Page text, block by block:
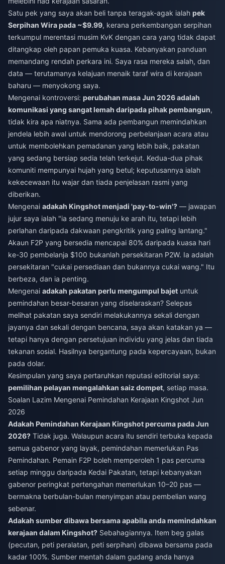
Satu pek yang saya akan beli tanpa teragak-agak ialah pek
Serpihan Wira pada ~$9.99, kerana perkembangan serpihan
terkumpul merentasi musim KvK dengan cara yang tidak dapat
ditangkap oleh papan pemuka kuasa. Kebanyakan panduan
memandang rendah perkara ini. Saya rasa mereka salah, dan
data — terutamanya kelajuan menaik taraf wira di kerajaan
baharu — menyokong saya.
Mengenai kontroversi: perubahan masa Jun 2026 adalah
komunikasi yang sangat lemah daripada pihak pembangun,
tidak kira apa niatnya. Sama ada pembangun memindahkan
jendela lebih awal untuk mendorong perbelanjaan acara atau
untuk membolehkan pemadanan yang lebih baik, pakatan
yang sedang bersiap sedia telah terkejut. Kedua-dua pihak
komuniti mempunyai hujah yang betul; keputusannya ialah
kekecewaan itu wajar dan tiada penjelasan rasmi yang
diberikan.
Mengenai adakah Kingshot menjadi 'pay-to-win'? — jawapan
jujur saya ialah "ia sedang menuju ke arah itu, tetapi lebih
perlahan daripada dakwaan pengkritik yang paling lantang."
Akaun F2P yang bersedia mencapai 80% daripada kuasa hari
ke-30 pembelanja $100 bukanlah persekitaran P2W. Ia adalah
persekitaran "cukai persediaan dan bukannya cukai wang." Itu
berbeza, dan ia penting.
Mengenai adakah pakatan perlu mengumpul bajet untuk
pemindahan besar-besaran yang diselaraskan? Selepas
melihat pakatan saya sendiri melakukannya sekali dengan
jayanya dan sekali dengan bencana, saya akan katakan ya —
tetapi hanya dengan persetujuan individu yang jelas dan tiada
tekanan sosial. Hasilnya bergantung pada kepercayaan, bukan
pada dolar.
Kesimpulan yang saya pertaruhkan reputasi editorial saya:
pemilihan pelayan mengalahkan saiz dompet, setiap masa.
Soalan Lazim Mengenai Pemindahan Kerajaan Kingshot Jun
2026
Adakah Pemindahan Kerajaan Kingshot percuma pada Jun
2026? Tidak juga. Walaupun acara itu sendiri terbuka kepada
semua gabenor yang layak, pemindahan memerlukan Pas
Pemindahan. Pemain F2P boleh memperoleh 1 pas percuma
setiap minggu daripada Kedai Pakatan, tetapi kebanyakan
gabenor peringkat pertengahan memerlukan 10–20 pas —
bermakna berbulan-bulan menyimpan atau pembelian wang
sebenar.
Adakah sumber dibawa bersama apabila anda memindahkan
kerajaan dalam Kingshot? Sebahagiannya. Item beg galas
(pecutan, peti peralatan, peti serpihan) dibawa bersama pada
kadar 100%. Sumber mentah dalam gudang anda hanya